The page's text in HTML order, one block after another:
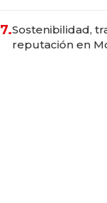
7.Sostenibilidad,
reputación en